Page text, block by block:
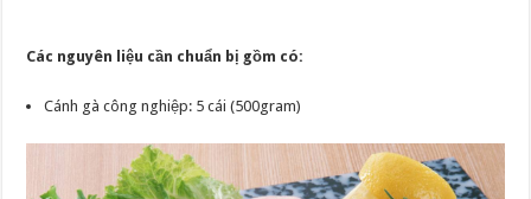
Các nguyên liệu cần chuẩn bị gồm có:
Cánh gà công nghiệp: 5 cái (500gram)